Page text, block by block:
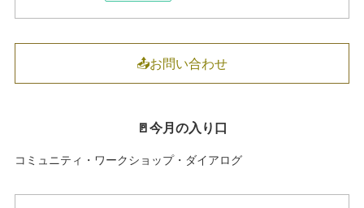
📤お問い合わせ
🚪今月の入り口
コミュニティ・ワークショップ・ダイアログ